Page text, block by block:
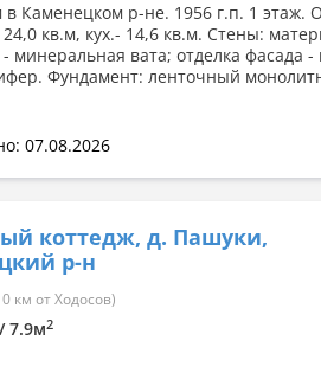
Каменецком р-не. 1956 г.п. 1
кв.м, кух.- 14,6 кв.м. Стены:
минеральная вата; отделка фасада
Фундамент: ленточный
07.08.2026
коттедж, д. Пашуки,
р-н
км от Ходосов)
7.9м2